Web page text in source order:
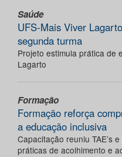
Saúde
UFS-Mais Viver
segunda turma
Projeto estimula prática de
Lagarto
Formação
Formação reforça
a educação inclusiva
Capacitação reuniu TAE’s
práticas de acolhimento e